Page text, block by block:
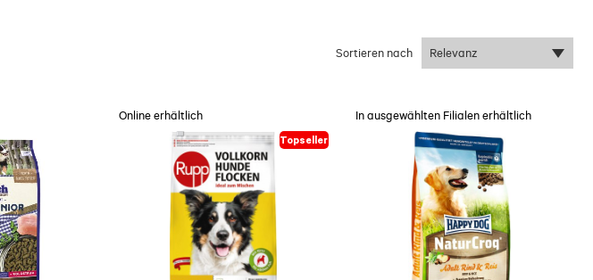
Sortieren nach Relevanz
Online erhältlich
Topseller
In ausgewählten Filialen erhältlich